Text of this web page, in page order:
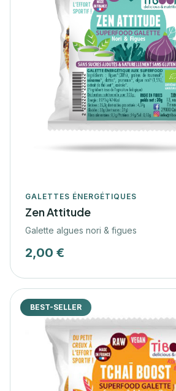
GALETTES ÉNERGÉTIQUES
Zen Attitude
Galette algues nori & figues
2,00 €
BEST-SELLER